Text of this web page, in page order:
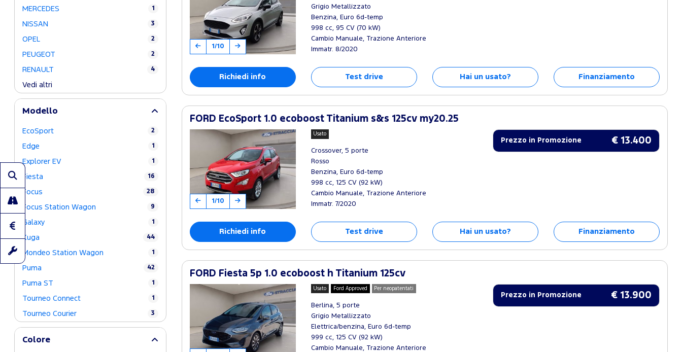
MERCEDES 1
NISSAN 3
OPEL 2
PEUGEOT 2
RENAULT 4
Vedi altri
Modello
EcoSport 2
Edge 1
Explorer EV 1
Fiesta 16
Focus 28
Focus Station Wagon 9
Galaxy 1
Kuga 44
Mondeo Station Wagon 1
Puma 42
Puma ST 1
Tourneo Connect 1
Tourneo Courier 3
Colore
1/10
Grigio Metallizzato
Benzina, Euro 6d-temp
998 cc, 95 CV (70 kW)
Cambio Manuale, Trazione Anteriore
Immatr. 8/2020
Richiedi info Test drive Hai un usato? Finanziamento
FORD EcoSport 1.0 ecoboost Titanium s&s 125cv my20.25
1/10
Usato
Crossover, 5 porte
Rosso
Benzina, Euro 6d-temp
998 cc, 125 CV (92 kW)
Cambio Manuale, Trazione Anteriore
Immatr. 7/2020
Prezzo in Promozione € 13.400
Richiedi info Test drive Hai un usato? Finanziamento
FORD Fiesta 5p 1.0 ecoboost h Titanium 125cv
Usato Ford Approved Per neopatentati
Berlina, 5 porte
Grigio Metallizzato
Elettrica/benzina, Euro 6d-temp
999 cc, 125 CV (92 kW)
Cambio Manuale, Trazione Anteriore
Prezzo in Promozione € 13.900